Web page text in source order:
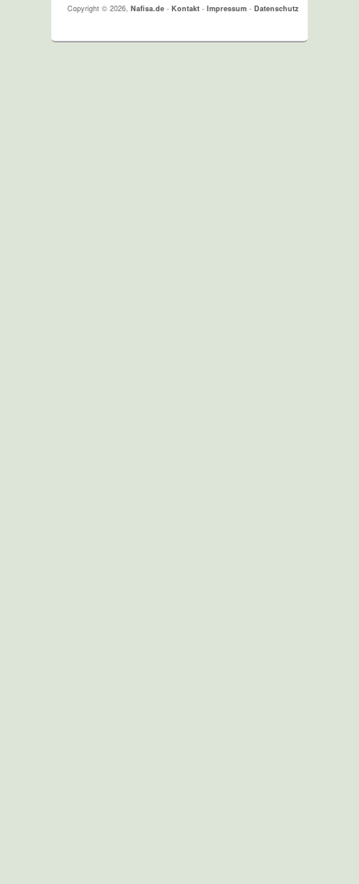
Copyright © 2026,Nafisa.de -Kontakt -Impressum -Datenschutz